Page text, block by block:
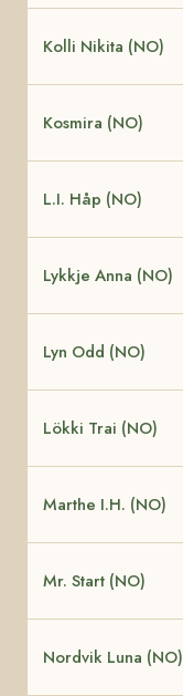
Kolli Nikita (NO)
Kosmira (NO)
L.I. Håp (NO)
Lykkje Anna (NO)
Lyn Odd (NO)
Lökki Trai (NO)
Marthe I.H. (NO)
Mr. Start (NO)
Nordvik Luna (NO)